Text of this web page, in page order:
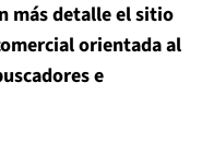
más detalle el sitio
orientada al
e